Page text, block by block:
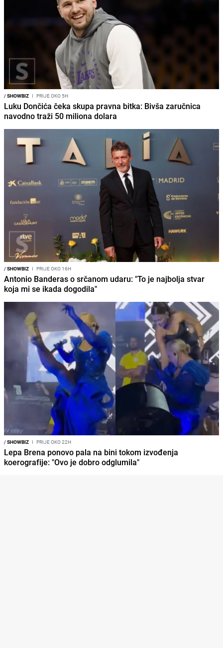
/SHOWBIZ I PRIJE OKO 5H
Luku Dončića čeka skupa pravna bitka: Bivša zaručnica
navodno traži 50 miliona dolara
/SHOWBIZ I PRIJE OKO 16H
Antonio Banderas o srčanom udaru: "To je najbolja stvar
koja mi se ikada dogodila"
/SHOWBIZ I PRIJE OKO 22H
Lepa Brena ponovo pala na bini tokom izvođenja
koerografije: "Ovo je dobro odglumila"